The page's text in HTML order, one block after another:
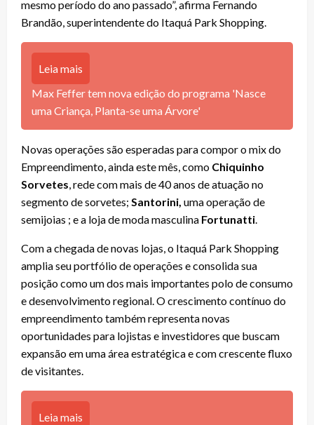
mesmo período do ano passado”, afirma Fernando
Brandão, superintendente do Itaquá Park Shopping.
Leia mais
Max Feffer tem nova edição do programa 'Nasce
uma Criança, Planta-se uma Árvore'
Novas operações são esperadas para compor o mix do
Empreendimento, ainda este mês, como Chiquinho
Sorvetes, rede com mais de 40 anos de atuação no
segmento de sorvetes; Santorini, uma operação de
semijoias ; e a loja de moda masculina Fortunatti.
Com a chegada de novas lojas, o Itaquá Park Shopping
amplia seu portfólio de operações e consolida sua
posição como um dos mais importantes polo de consumo
e desenvolvimento regional. O crescimento contínuo do
empreendimento também representa novas
oportunidades para lojistas e investidores que buscam
expansão em uma área estratégica e com crescente fluxo
de visitantes.
Leia mais